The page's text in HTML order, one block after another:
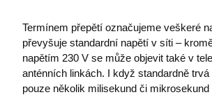
Termínem přepětí označujeme veškeré
převyšuje standardní napětí v síti –
napětím 230 V se může objevit také v
anténních linkách. I když standardně
pouze několik milisekund či mikrosekund